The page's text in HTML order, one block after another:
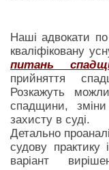
Наші адвокати
кваліфіковану
питань
прийняття
Розкажуть
спадщини, зміни
захисту в суді.
Детально
судову
варіант